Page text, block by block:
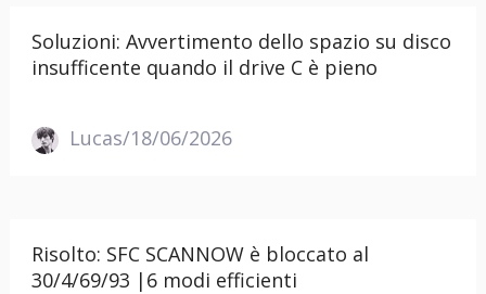
Soluzioni: Avvertimento dello spazio su disco
insufficente quando il drive C è pieno
Lucas/18/06/2026
Risolto: SFC SCANNOW è bloccato al
30/4/69/93 |6 modi efficienti